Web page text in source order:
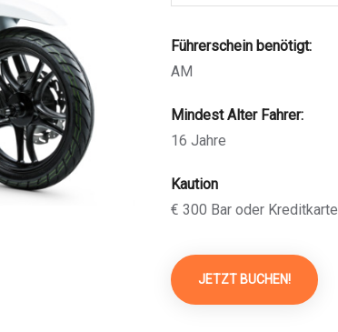
Führerschein benötigt:
AM
Mindest Alter Fahrer:
16 Jahre
Kaution
€ 300 Bar oder Kreditkarte
JETZT BUCHEN!